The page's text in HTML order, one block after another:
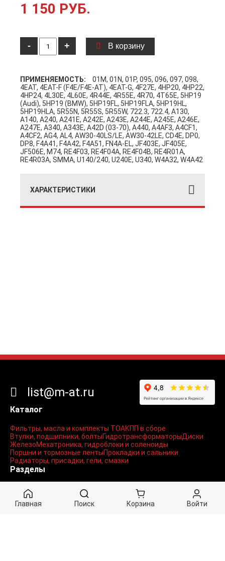
1 150 РУБ.
- + В корзину
ПРИМЕНЯЕМОСТЬ:
01M, 01N, 01P, 095, 096, 097, 098,
4EAT, 4EAT-F (F4E/F4E-AT), 4EAT-G, 4F27E, 4HP20, 4HP22,
4HP24, 4L30E, 4L60E, 4R44E, 4R55E, 4R70, 4T65E, 5HP19
(Audi), 5HP19 (BMW), 5HP19FL, 5HP19FLA, 5HP19HL,
5HP19HLA, 5R55N, 5R55S, 5R55W, 722.3, 722.4, A130,
A140, A240, A241E, A242E, A243E, A244E, A245E, A246E,
A247E, A340, A343E, A42D (03-70), A440, A4AF3, A4CF1,
A4CF2, AG4, AL4, AW30-40LS/LE, AW30-42LE, CD4E, DP0,
DP8, F4A41, F4A42, F4A51, FN4A-EL, JF403E, JF405E,
JF506E, M74, RE4F03, RE4F04A, RE4F04B, RE4R01A,
RE4R03A, SMMA, U140/240, U240E, U340, W4A32, W4A42
ХАРАКТЕРИСТИКИ
Каталог
Фильтры, масла и комплекты ТОАКПП в сборе
Втулки, подшипники, болтыГидротрансформаторыДиски
ЖелезоМехатроника, гидроблоки и соленоиды
Поршни и тормозные лентыПрокладки и сальники
Радиаторы, присадки, гели, смазки
Разделы
Контакты Документы / Статьи
Личный кабинет
list@m-at.ru
Главная Поиск Корзина Войти